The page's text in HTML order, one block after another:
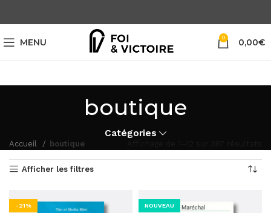
MENU 0 0,00€
boutique
Catégories
Accueil boutique
Afficher les filtres
-21% NOUVEAU